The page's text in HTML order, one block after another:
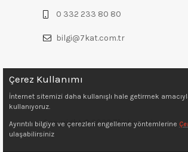
0 332 233 80 80
bilgi@7kat.com.tr
Copyright © 2022 7kat.com.tr
Çerez Kullanımı
İnternet sitemizi daha kullanışlı hale getirmek
kullanıyoruz.
Ayrıntılı bilgiye ve çerezleri engelleme yöntemlerine
ulaşabilirsiniz